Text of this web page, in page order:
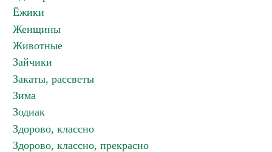
Ёжики
Женщины
Животные
Зайчики
Закаты, рассветы
Зима
Зодиак
Здорово, классно
Здорово, классно, прекрасно